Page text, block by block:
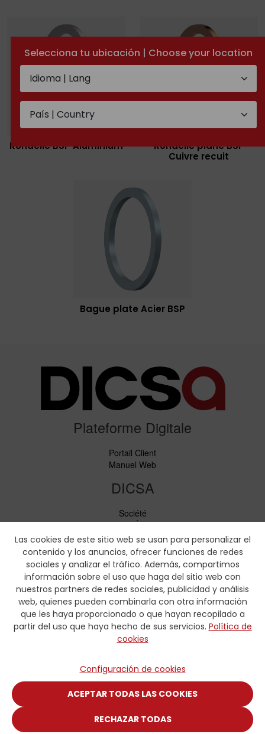
Selecciona tu ubicación | Choose your location
Las cookies de este sitio web se usan para personalizar el
contenido y los anuncios, ofrecer funciones de redes
sociales y analizar el tráfico. Además, compartimos
información sobre el uso que haga del sitio web con
nuestros partners de redes sociales, publicidad y análisis
web, quienes pueden combinarla con otra información
que les haya proporcionado o que hayan recopilado a
partir del uso que haya hecho de sus servicios. Política de
cookies
Configuración de cookies
ACEPTAR TODAS LAS COOKIES
RECHAZAR TODAS
Rondelle BSP Aluminium
Rondelle plane BSP
Cuivre recuit
Bague plate Acier BSP
Plateforme Digitale
Portail Client
Manuel Web
DICSA
Société
Nouvelles et Événements
Services
Code de conduite
Responsabilité sociale
Téléchargements
Tarifs et brochures
Certificats
Tableaux de sertissage
Formulaires hydrauliques
Contactez-nous
Contactez-nous
© COPYRIGHT 2025 DISTRIBUIDORA INTERNACIONAL CARMEN,